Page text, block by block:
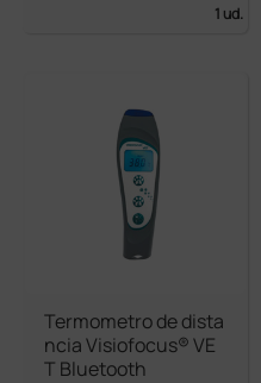
1 ud.
Termometro de dista
ncia Visiofocus® VE
T Bluetooth